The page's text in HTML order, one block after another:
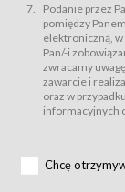
Usługobiorca
zapoznać się z
usługi
Usługobiorców
Usługobiorca
od chwili
Regulamin jest
Warunki techniczne
Podanie przez
pomiędzy
elektroniczną,
Pan/-i
zwracamy
zawarcie i
oraz w
informacyjnych
Chcę